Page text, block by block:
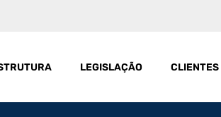
LEGISLAÇÃO CLIENTES